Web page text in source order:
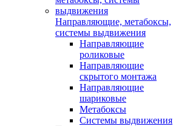
Направляющие, метабоксы,
системы выдвижения
Направляющие
роликовые
Направляющие
скрытого монтажа
Направляющие
шариковые
Метабоксы
Системы выдвижения